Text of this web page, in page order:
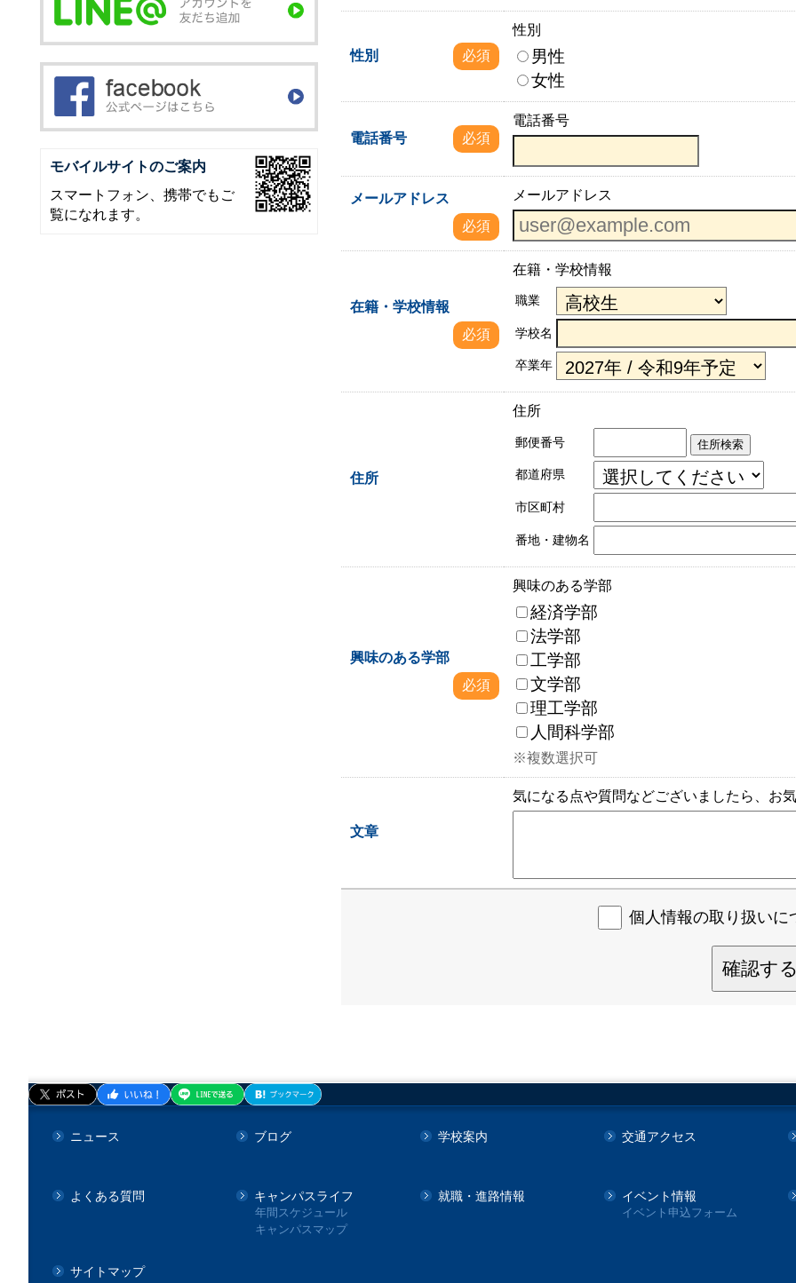
性別 必須
性別
男性
女性
電話番号 必須
電話番号
メールアドレス
必須
メールアドレス
在籍・学校情報
必須
在籍・学校情報
職業
学校名
卒業年
住所
住所
郵便番号 住所検索
都道府県
市区町村
番地・建物名
興味のある学部
必須
興味のある学部
経済学部
法学部
工学部
文学部
理工学部
人間科学部
※複数選択可
文章
気になる点や質問などございましたら、お
個人情報の取り扱いに
確認する
モバイルサイトのご案内
スマートフォン、携帯でもご
覧になれます。
ニュース ブログ 学校案内 交通アクセス
よくある質問 キャンパスライフ
年間スケジュール
キャンパスマップ
就職・進路情報 イベント情報
イベント申込フォーム
サイトマップ